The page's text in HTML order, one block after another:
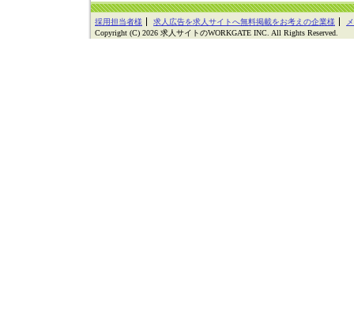
採用担当者様 求人広告を求人サイトへ無料掲載をお考えの企業様
Copyright (C) 2026 求人サイトのWORKGATE INC. All Rights Reserved.